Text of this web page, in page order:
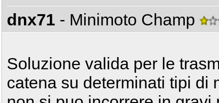
dnx71 - Minimoto Champ
Soluzione valida per le
catena su determinati tipi di